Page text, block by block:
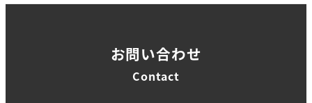
お問い合わせ
Contact